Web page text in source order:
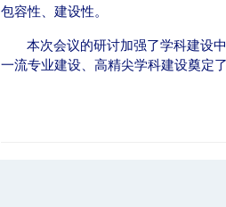
包容性、建设性。
本次会议的研讨加强了学科建设
一流专业建设、高精尖学科建设奠定